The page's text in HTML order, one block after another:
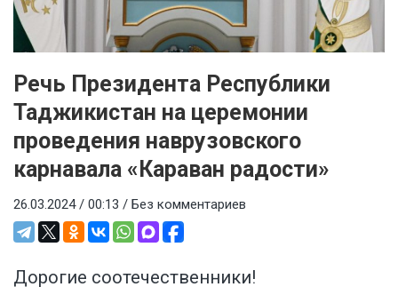
Речь Президента Республики
Таджикистан на церемонии
проведения наврузовского
карнавала «Караван радости»
26.03.2024 / 00:13 / Без комментариев
Дорогие соотечественники!